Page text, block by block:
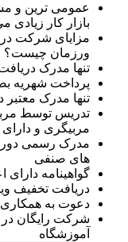
عمومی ترین و
بازار کار زیادی
مزایای شرکت
ورزمان چیست؟
تنها مدرک
پرداخت شهریه
تنها مدرک
تدریس توسط
مربیگری و
مدرک رسمی
های صنفی
گواهینامه دارای اعتبار
دریافت تخفیف
دعوت به همکاری
شرکت رایگان در
آموزشگاه